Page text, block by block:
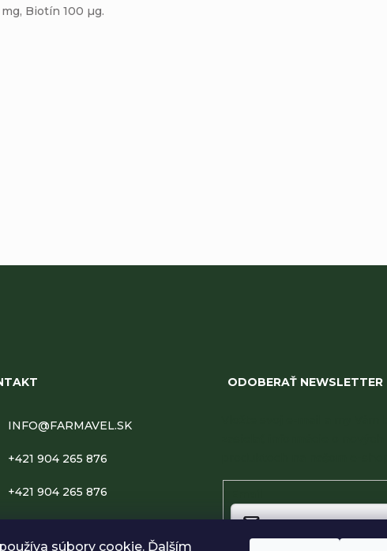
súbory cookie. Ďalším
Biotín 100 µg.
INFO@FARMAVEL.SK
+421 904 265 876
+421 904 265 876
ODOBERAŤ NEWSLETTER